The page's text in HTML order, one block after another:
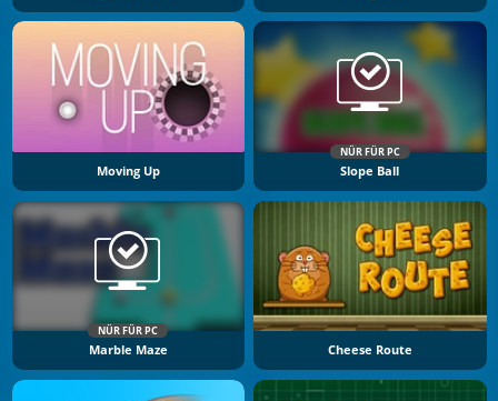
Moving Up
NÜR FÜR PC
Slope Ball
NÜR FÜR PC
Marble Maze Cheese Route